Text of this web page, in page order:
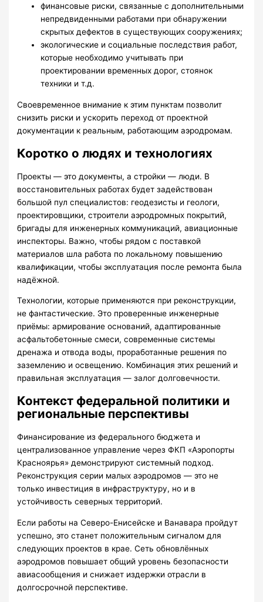
финансовые риски, связанные с дополнительными
непредвиденными работами при обнаружении
скрытых дефектов в существующих сооружениях;
экологические и социальные последствия работ,
которые необходимо учитывать при
проектировании временных дорог, стоянок
техники и т.д.
Своевременное внимание к этим пунктам позволит
снизить риски и ускорить переход от проектной
документации к реальным, работающим аэродромам.
Коротко о людях и технологиях
Проекты — это документы, а стройки — люди. В
восстановительных работах будет задействован
большой пул специалистов: геодезисты и геологи,
проектировщики, строители аэродромных покрытий,
бригады для инженерных коммуникаций, авиационные
инспекторы. Важно, чтобы рядом с поставкой
материалов шла работа по локальному повышению
квалификации, чтобы эксплуатация после ремонта была
надёжной.
Технологии, которые применяются при реконструкции,
не фантастические. Это проверенные инженерные
приёмы: армирование оснований, адаптированные
асфальтобетонные смеси, современные системы
дренажа и отвода воды, проработанные решения по
заземлению и освещению. Комбинация этих решений и
правильная эксплуатация — залог долговечности.
Контекст федеральной политики и
региональные перспективы
Финансирование из федерального бюджета и
централизованное управление через ФКП «Аэропорты
Красноярья» демонстрируют системный подход.
Реконструкция серии малых аэродромов — это не
только инвестиция в инфраструктуру, но и в
устойчивость северных территорий.
Если работы на Северо-Енисейске и Ванавара пройдут
успешно, это станет положительным сигналом для
следующих проектов в крае. Сеть обновлённых
аэродромов повышает общий уровень безопасности
авиасообщения и снижает издержки отрасли в
долгосрочной перспективе.